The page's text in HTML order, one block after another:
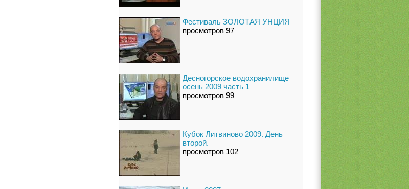
Фестиваль ЗОЛОТАЯ УНЦИЯ
просмотров 97
Десногорское водохранилище
осень 2009 часть 1
просмотров 99
Кубок Литвиново 2009. День
второй.
просмотров 102